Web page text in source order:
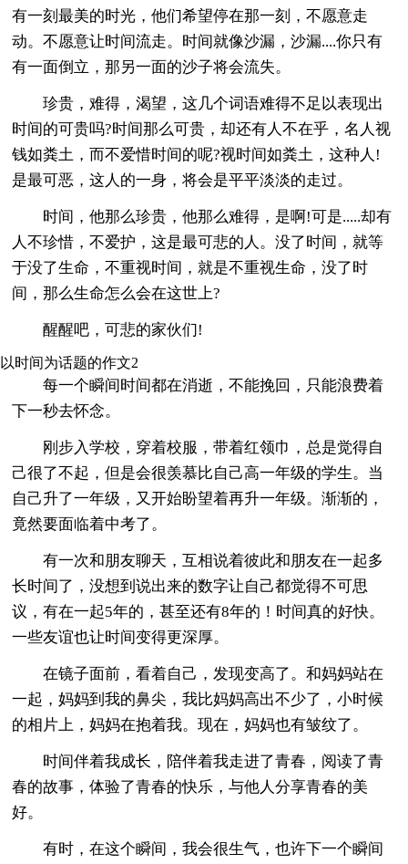
有一刻最美的时光，他们希望停在那一刻，不愿意走
动。不愿意让时间流走。时间就像沙漏，沙漏....你只有
有一面倒立，那另一面的沙子将会流失。
珍贵，难得，渴望，这几个词语难得不足以表现出
时间的可贵吗?时间那么可贵，却还有人不在乎，名人视
钱如粪土，而不爱惜时间的呢?视时间如粪土，这种人!
是最可恶，这人的一身，将会是平平淡淡的走过。
时间，他那么珍贵，他那么难得，是啊!可是.....却有
人不珍惜，不爱护，这是最可悲的人。没了时间，就等
于没了生命，不重视时间，就是不重视生命，没了时
间，那么生命怎么会在这世上?
醒醒吧，可悲的家伙们!
以时间为话题的作文2
每一个瞬间时间都在消逝，不能挽回，只能浪费着
下一秒去怀念。
刚步入学校，穿着校服，带着红领巾，总是觉得自
己很了不起，但是会很羡慕比自己高一年级的学生。当
自己升了一年级，又开始盼望着再升一年级。渐渐的，
竟然要面临着中考了。
有一次和朋友聊天，互相说着彼此和朋友在一起多
长时间了，没想到说出来的数字让自己都觉得不可思
议，有在一起5年的，甚至还有8年的！时间真的好快。
一些友谊也让时间变得更深厚。
在镜子面前，看着自己，发现变高了。和妈妈站在
一起，妈妈到我的鼻尖，我比妈妈高出不少了，小时候
的相片上，妈妈在抱着我。现在，妈妈也有皱纹了。
时间伴着我成长，陪伴着我走进了青春，阅读了青
春的故事，体验了青春的快乐，与他人分享青春的美
好。
有时，在这个瞬间，我会很生气，也许下一个瞬间